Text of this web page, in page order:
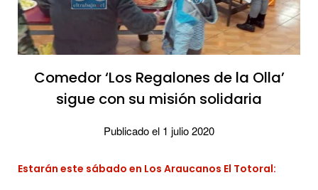
Comedor ‘Los Regalones de la Olla’
sigue con su misión solidaria
Publicado el 1 julio 2020
Estarán este sábado en Los Araucanos El Totoral: